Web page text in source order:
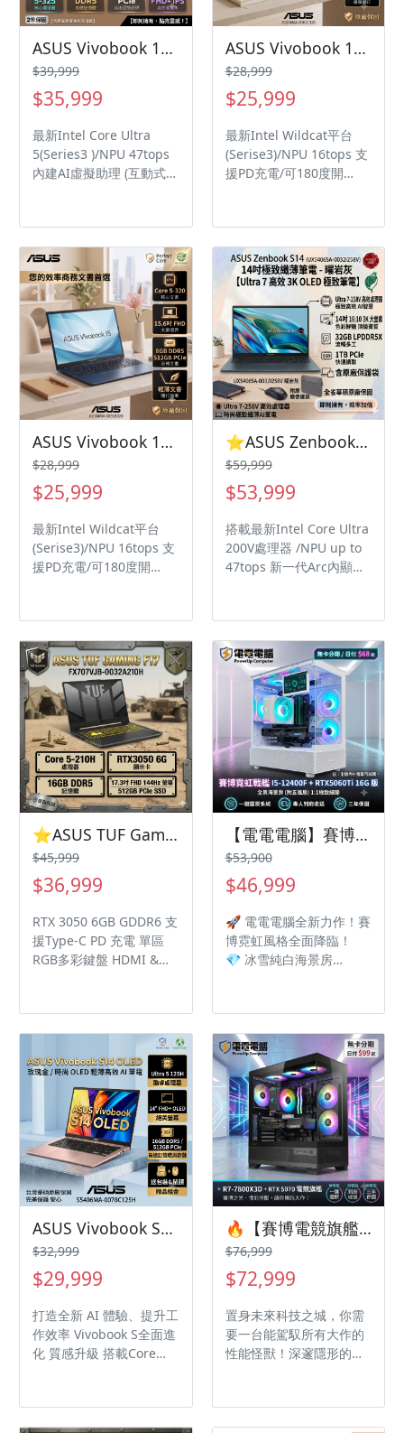
ASUS Vivobook 16 X1607AA-0031B325 午夜藍 華碩輕薄高效筆電/Ultra 5-325/16GB DDR5/512GB PCIe/16吋 16:10 FHD+/W11/含原廠包包及滑鼠
$39,999
$35,999
最新Intel Core Ultra
5(Series3 )/NPU 47tops
內建AI虛擬助理 (互動式機
屏佔比 IR Webcam支援
人臉辨識/瞬間解除鎖定
Voice Print 聲紋辨識技術
ASUS Audio Booster放大
音量1.5X TÜV低藍光不閃
頻認證 加大人體工學觸控
板/智慧手勢控制
ASUS Vivobook 15 X1504MA-0061C320 蜜誘金 華碩玩勝強悍筆電/Core 5-320/8GB DDR5/512GB PCIe/15.6吋 FHD/W11
$28,999
$25,999
最新Intel Wildcat平台
(Serise3)/NPU 16tops 支
援PD充電/可180度開
1.5X TÜV護眼認證/軍規認
證
ASUS Vivobook 15 X1504MA-0031B320 午夜藍 華碩玩勝強悍筆電/Core 5-320/8GB DDR5/512GB PCIe/15.6吋 FHD/W11
$28,999
$25,999
最新Intel Wildcat平台
(Serise3)/NPU 16tops 支
援PD充電/可180度開
1.5X TÜV護眼認證/軍規認
證
⭐️ASUS Zenbook S14 UX5406SA-0032I258V 曜岩灰 華碩OLED時尚極致纖薄EVO認證AI筆電/Ultra 7-258V/32GB LPDDR5X/1TB PCIe/14吋 16:10 3K OLED/W11⭐️
$59,999
$53,999
搭載最新Intel Core Ultra
200V處理器 /NPU up to
47tops 新一代Arc內顯效
X86驗證) 內建獨家
Storycube AI軟體 / PD充
電/最高27小時電池續航力
14"3K OLED 120Hz/ 90%
屏佔比 1.2kg / 1.1cm極
致輕薄/最新的 Wi-Fi 7 機
殼採用精品錶用高科技陶
瓷鋁合金材質 / 背光鍵盤 /
軍規認證/全機金屬 IR
Webcam支援人臉辨識
/2715 個 CNC 加工散熱
孔，提高散熱效率 /人體
工學觸控板，加大 40%
Harman Kardon 認證音
效+4 顆揚聲器 / 支援
TÜV護眼認證 / SGS低藍
光認證/ PANTONE® 認
證/100% DCI-P3
⭐️ASUS TUF Gaming F17 FX707VJB-0032A210H 月影灰 華碩軍規電競筆電/Core 5-210H/RTX3050 6G/16GB DDR5/512GB PCIe/17.3吋 FHD 144Hz/W11/含TUF電競滑鼠⭐️⭐️ASUS TUF Gaming F17 FX707VJB-0032A210H 月影灰 華碩軍規電競筆電/Core 5-210H/RTX305
$45,999
$36,999
RTX 3050 6GB GDDR6 支
援Type-C PD 充電 單區
RGB多彩鍵盤 HDMI &
輸出 支援2個M.2 Pcie
SSD 擴充Slot 支援WIFI 6
/ 支援AI 降噪技術 / 支援
TYPE-C PD 充電 30分鐘充
電50%快充技術
【電電電腦】賽博霓虹戰艦：白海景房 i5-12400F + RTX5060Ti 16G，3A大作全OK，日付只要 $68 起！
$53,900
$46,999
🚀 電電電腦全新力作！賽
博霓虹風格全面降臨！
💎 冰雪純白海景房
心。拒絕平凡，只留純粹
電競靈魂。 🔥 特開專
案：日付只要 $68 起，讓
你無痛升級，即刻擁有夢
幻戰機！ 📣 重磅升級：
內部已備妥小螢幕（可加
購），打造個人專屬資訊
面板。專注於零件的精湛
工藝。 🚨 特別強調： 搭
載 GIGABYTE NVIDIA
GEFORCE RTX5060Ti
16G，16GB 超大顯存，
光追遊戲、創作者皆能完
美駕馭，效能炸裂！
ASUS Vivobook S14 OLED S5406MA-0078C125H 玫瑰金 華碩時尚OLED輕薄高效AI筆電/Ultra 5-125H/16GB DDR5/512GB PCIe/14吋 16:10 FHD+ OLED/W11/含原廠包包及滑鼠
$32,999
$29,999
打造全新 AI 體驗、提升工
作效率 Vivobook S全面進
化 質感升級 搭載Core
片/87%屏佔比 100% DCI-
P3/ 最高600 尼特峰值亮
🔥【賽博電競旗艦】R7 7800X3D + RTX 5070，霓虹光速，解鎖你的極限效能！🔥
$76,999
$72,999
置身未來科技之城，你需
要一台能駕馭所有大作的
性能怪獸！深邃隱形的黑
$99 起，輕鬆將這台頂級
海景房帶回家！